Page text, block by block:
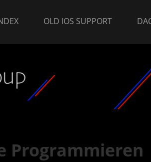
OLD IOS SUPPORT
Programmieren